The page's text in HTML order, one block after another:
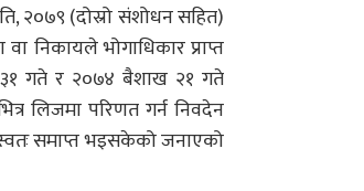
२०७९ (दोस्रो संशोधन सहित)
निकायले भोगाधिकार प्राप्त
गते र २०७४ बैशाख २१ गते
लिजमा परिणत गर्न निवदेन
समाप्त भइसकेको जनाएको